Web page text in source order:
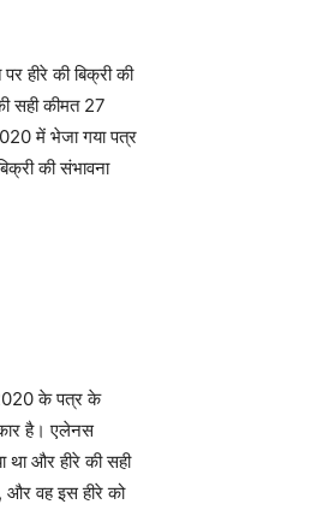
हीरे की बिक्री की
सही कीमत 27
में भेजा गया पत्र
की संभावना
के पत्र के
है। एलेनस
था और हीरे की सही
और वह इस हीरे को